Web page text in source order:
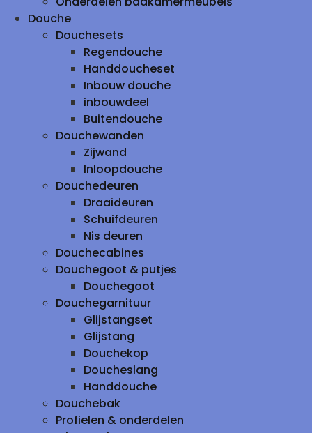
Douche
Douchesets
Regendouche
Handdoucheset
Inbouw douche
inbouwdeel
Buitendouche
Douchewanden
Zijwand
Inloopdouche
Douchedeuren
Draaideuren
Schuifdeuren
Nis deuren
Douchecabines
Douchegoot & putjes
Douchegoot
Douchegarnituur
Glijstangset
Glijstang
Douchekop
Doucheslang
Handdouche
Douchebak
Profielen & onderdelen